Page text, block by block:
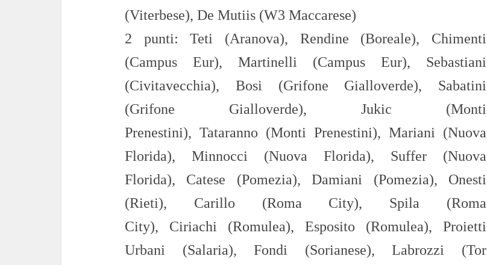
(Viterbese), De Mutiis (W3 Maccarese)
2 punti:Teti (Aranova), Rendine (Boreale), Chimenti
(Campus Eur), Martinelli (Campus Eur), Sebastiani
(Civitavecchia), Bosi (Grifone Gialloverde), Sabatini
(Grifone Gialloverde), Jukic (Monti
Prenestini), Tataranno (Monti Prenestini), Mariani (Nuova
Florida), Minnocci (Nuova Florida), Suffer (Nuova
Florida), Catese (Pomezia),Damiani (Pomezia), Onesti
(Rieti), Carillo (Roma City), Spila (Roma
City),
Ciriachi (Romulea), Esposito (Romulea), Proietti
Urbani (Salaria),Fondi (Sorianese),Labrozzi (Tor